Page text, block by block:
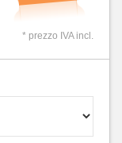
* prezzo IVA incl.